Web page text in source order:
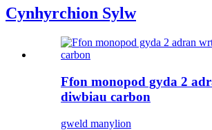
Cynhyrchion Sylw
Ffon monopod gyda 2
diwbiau carbon
gweld manylion